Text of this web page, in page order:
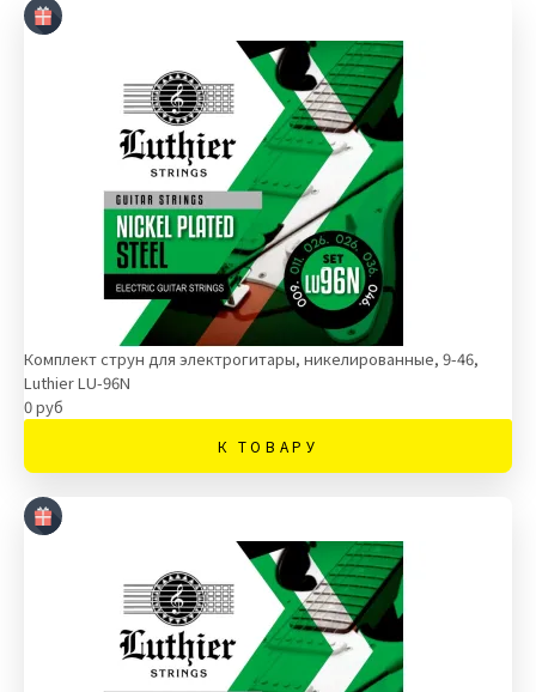
Комплект струн для электрогитары, никелированные, 9-46,
Luthier LU-96N
0 руб
К ТОВАРУ